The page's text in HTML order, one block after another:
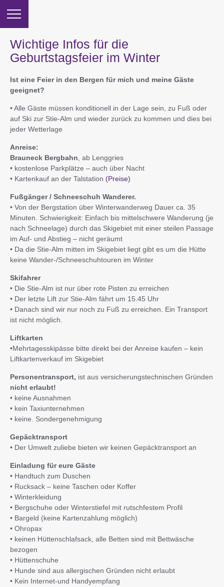
Wichtige Infos für die
Geburtstagsfeier im Winter
Ist eine Feier in den Bergen für mich und meine Gäste
geeignet?
• Alle Gäste müssen konditionell in der Lage sein, zu Fuß oder
auf Ski zur Stie-Alm und wieder zurück zu kommen und dies bei
jeder Wetterlage
Anreise:
Brauneck Bergbahn , ab Lenggries
• kostenlose Parkplätze – auch über Nacht
• Kartenkauf an der Talstation (Preise)
Fußgänger / Schneeschuh Wanderer.
• Von der Bergstation über Winterwanderweg Dauer ca. 35
Minuten. Schwierigkeit: Einfach bis mittelschwere Wanderung (je
nach Schneelage) durch das Skigebiet mit einer steilen Passage
im Auf- und Abstieg – nicht geräumt
• Da die Stie-Alm mitten im Skigebiet liegt gibt es um die Hütte
keine Wander-/Schneeschuhtouren im Winter
Skifahrer
• Die Stie-Alm ist nur über rote Pisten zu erreichen
• Der letzte Lift zur Stie-Alm fährt um 15.45 Uhr
• Danach sind wir nur noch zu Fuß zu erreichen. Ein Transport
ist nicht möglich.
Liftkarten
•Mehrtagesskipässe bitte direkt bei der Anreise kaufen – kein
Liftkartenverkauf im Skigebiet
Personentransport, ist aus versicherungstechnischen Gründen
nicht erlaubt!
• keine Ausnahmen
• kein Taxiunternehmen
• keine. Sondergenehmigung
Gepäcktransport
• Der Umwelt zuliebe bieten wir keinen Gepäcktransport an
Einladung für eure Gäste
• Handtuch zum Duschen
• Rucksack – keine Taschen oder Koffer
• Winterkleidung
• Bergschuhe oder Winterstiefel mit rutschfestem Profil
• Bargeld (keine Kartenzahlung möglich)
• Ohropax
• keinen Hüttenschlafsack, alle Betten sind mit Bettwäsche
bezogen
• Hüttenschuhe
• Hunde sind aus allergischen Gründen nicht erlaubt
• Kein Internet-und Handyempfang